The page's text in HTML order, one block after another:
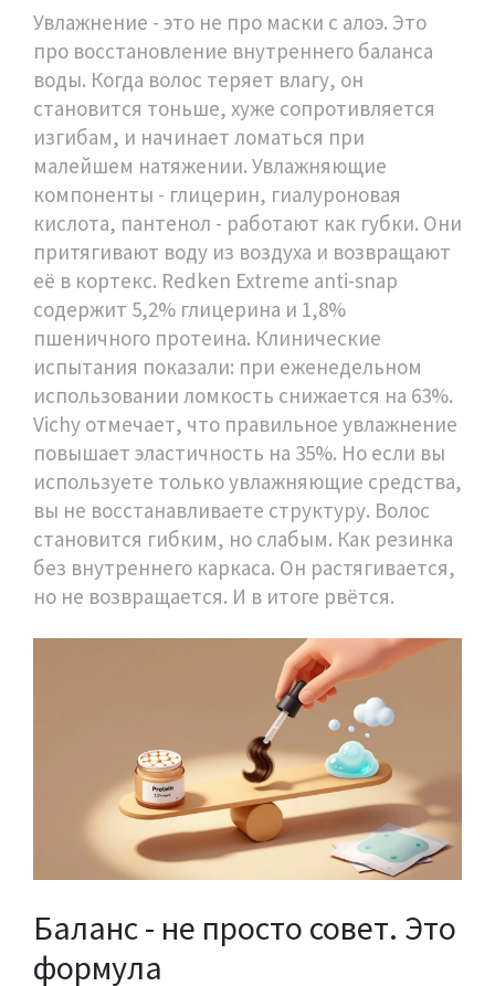
Увлажнение - это не про маски с алоэ. Это
про восстановление внутреннего баланса
воды. Когда волос теряет влагу, он
становится тоньше, хуже сопротивляется
изгибам, и начинает ломаться при
малейшем натяжении. Увлажняющие
компоненты - глицерин, гиалуроновая
кислота, пантенол - работают как губки. Они
притягивают воду из воздуха и возвращают
её в кортекс. Redken Extreme anti-snap
содержит 5,2% глицерина и 1,8%
пшеничного протеина. Клинические
испытания показали: при еженедельном
использовании ломкость снижается на 63%.
Vichy отмечает, что правильное увлажнение
повышает эластичность на 35%. Но если вы
используете только увлажняющие средства,
вы не восстанавливаете структуру. Волос
становится гибким, но слабым. Как резинка
без внутреннего каркаса. Он растягивается,
но не возвращается. И в итоге рвётся.
Баланс - не просто совет. Это
формула